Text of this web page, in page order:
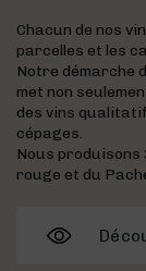
Chacun de nos
parcelles et les
Notre démarche
met non
des vins
cépages.
Nous
rouge et du